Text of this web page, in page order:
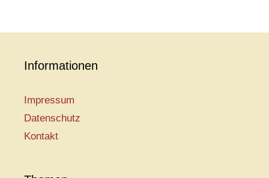
Informationen
Impressum
Datenschutz
Kontakt